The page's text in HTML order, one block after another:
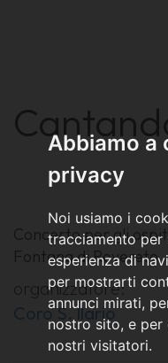
Abbiamo a
privacy
Noi usiamo i
tracciamento per
esperienza di
per mostrarti
annunci mirati,
nostro sito, e
nostri visitatori.
Concerto per gli
Fontana di Rovereto
organizzatore:
Coro S. Ilario